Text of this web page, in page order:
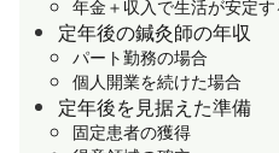
年金＋収入で生活が安定す
定年後の鍼灸師の年収
パート勤務の場合
個人開業を続けた場合
定年後を見据えた準備
固定患者の獲得